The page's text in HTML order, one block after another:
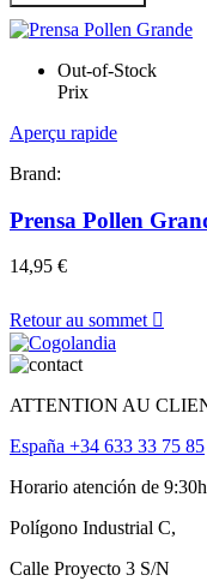
Out-of-Stock
Prix
Aperçu rapide
Brand:
Prensa Pollen
14,95 €
Retour au sommet 
ATTENTION AU
España +34 633 33 75 85
Horario atención de
Polígono Industrial C,
Calle Proyecto 3 S/N